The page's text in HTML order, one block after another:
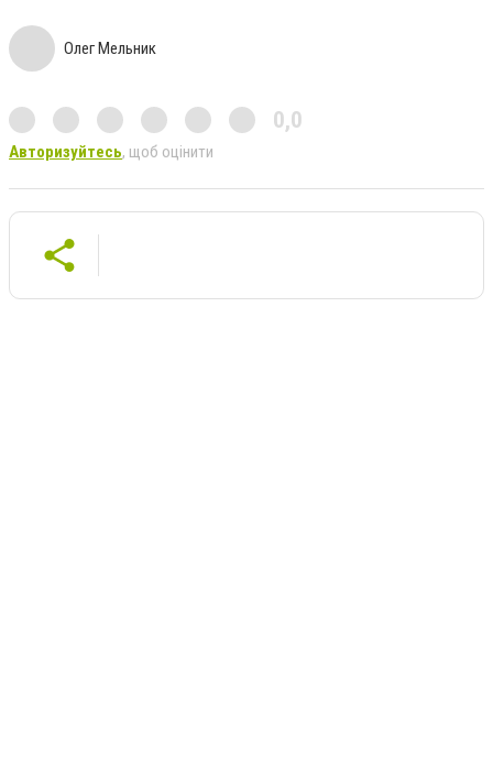
Олег Мельник
0,0
Авторизуйтесь, щоб оцінити